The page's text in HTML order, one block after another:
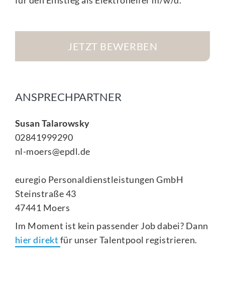
JETZT BEWERBEN
ANSPRECHPARTNER
Susan Talarowsky
02841999290
nl-moers@epdl.de
euregio Personaldienstleistungen GmbH
Steinstraße 43
47441 Moers
Im Moment ist kein passender Job dabei? Dann
hier direkt für unser Talentpool registrieren.